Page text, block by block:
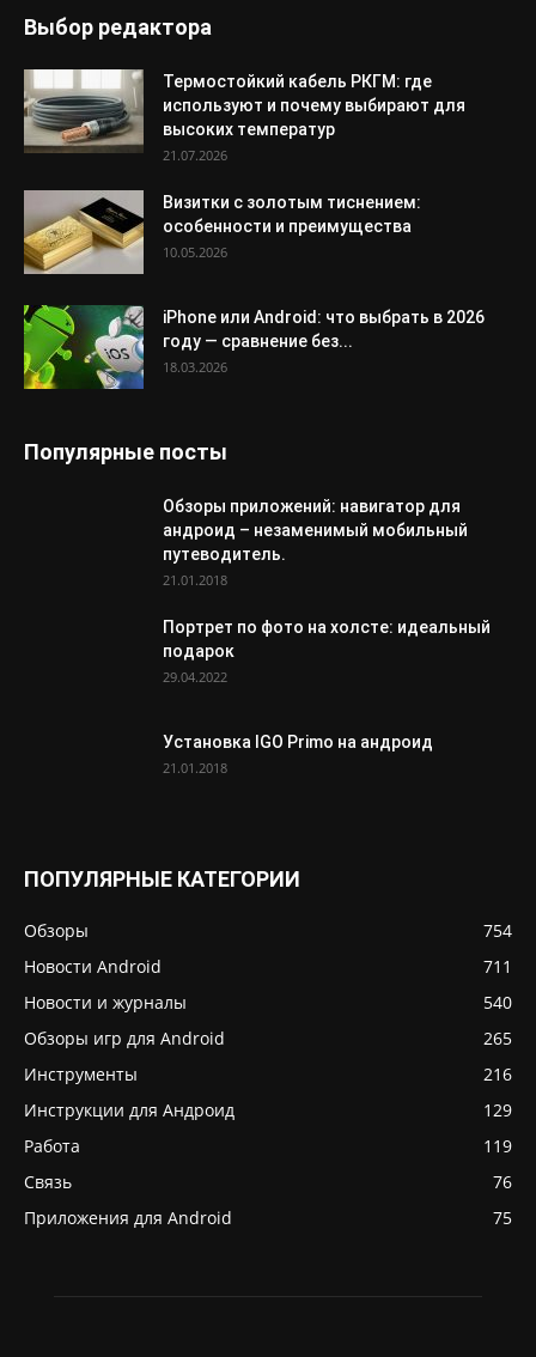
Выбор редактора
Термостойкий кабель РКГМ: где
используют и почему выбирают для
высоких температур
21.07.2026
Визитки с золотым тиснением:
особенности и преимущества
10.05.2026
iPhone или Android: что выбрать в 2026
году — сравнение без...
18.03.2026
Популярные посты
Обзоры приложений: навигатор для
андроид – незаменимый мобильный
путеводитель.
21.01.2018
Портрет по фото на холсте: идеальный
подарок
29.04.2022
Установка IGO Primo на андроид
21.01.2018
ПОПУЛЯРНЫЕ КАТЕГОРИИ
Обзоры
754
Новости Android
711
Новости и журналы
540
Обзоры игр для Android
265
Инструменты
216
Инструкции для Андроид
129
Работа
119
Связь
76
Приложения для Android
75